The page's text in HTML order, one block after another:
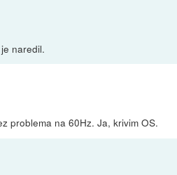
naredil.
problema na 60Hz. Ja, krivim OS.